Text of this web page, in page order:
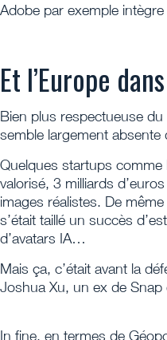
Adobe par exemple
Et l’Europe
Bien plus respectueuse
semble largement
Quelques startups comme
valorisé, 3 milliards
images réalistes. De
s’était taillé un succès
d’avatars IA…
Mais ça, c’était avant la
Joshua Xu, un ex de Snap
In fine, en termes de